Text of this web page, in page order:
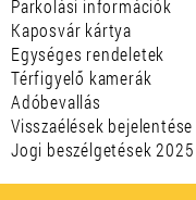
Parkolási információk
Kaposvár kártya
Egységes rendeletek
Térfigyelő kamerák
Adóbevallás
Visszaélések bejelentése
Jogi beszélgetések 2025